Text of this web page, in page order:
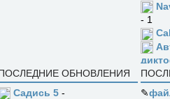
- 1
ОБНОВЛЕНИЯ
Садись 5 -
✎